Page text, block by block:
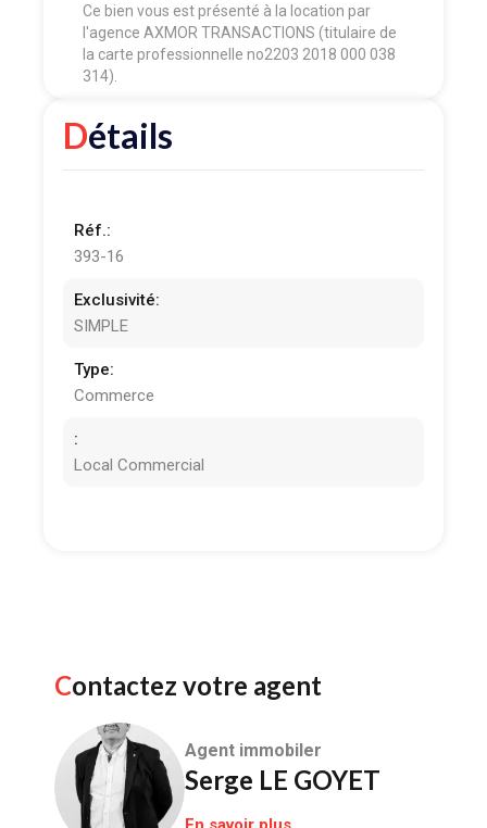
Ce bien vous est présenté à la location par
l'agence AXMOR TRANSACTIONS (titulaire de
la carte professionnelle no2203 2018 000 038
314).
Détails
Réf.:
393-16
Exclusivité:
SIMPLE
Type:
Commerce
:
Local Commercial
Contactez votre agent
Agent immobiler
Serge LE GOYET